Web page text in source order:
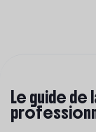
Le guide